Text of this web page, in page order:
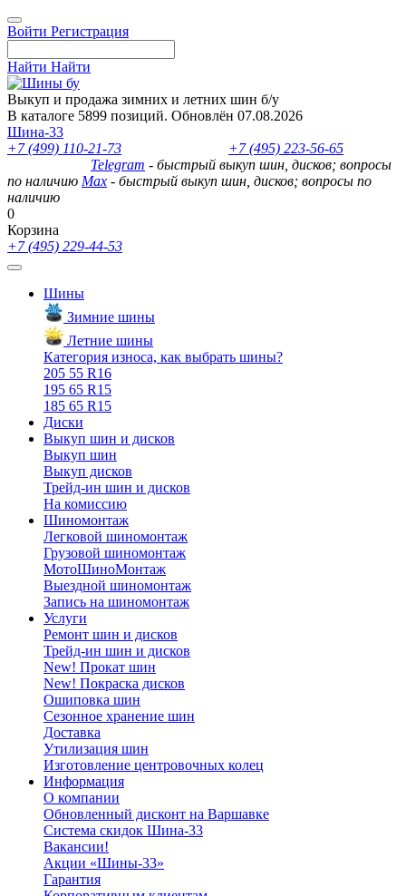
Войти Регистрация
Найти Найти
Выкуп и продажа зимних и летних шин б/у
В каталоге 5899 позиций. Обновлён 07.08.2026
Шина-33
+7 (499) 110-21-73
+7 (495) 223-56-65
Telegram - быстрый выкуп шин, дисков; вопросы
по наличию Max - быстрый выкуп шин, дисков; вопросы по
наличию
0
Корзина
+7 (495) 229-44-53
Шины
Зимние шины
Летние шины
Категория износа, как выбрать шины?
205 55 R16
195 65 R15
185 65 R15
Диски
Выкуп шин и дисков
Выкуп шин
Выкуп дисков
Трейд-ин шин и дисков
На комиссию
Шиномонтаж
Легковой шиномонтаж
Грузовой шиномонтаж
МотоШиноМонтаж
Выездной шиномонтаж
Запись на шиномонтаж
Услуги
Ремонт шин и дисков
Трейд-ин шин и дисков
New! Прокат шин
New! Покраска дисков
Ошиповка шин
Сезонное хранение шин
Доставка
Утилизация шин
Изготовление центровочных колец
Информация
О компании
Обновленный дисконт на Варшавке
Система скидок Шина-33
Вакансии!
Акции «Шины-33»
Гарантия